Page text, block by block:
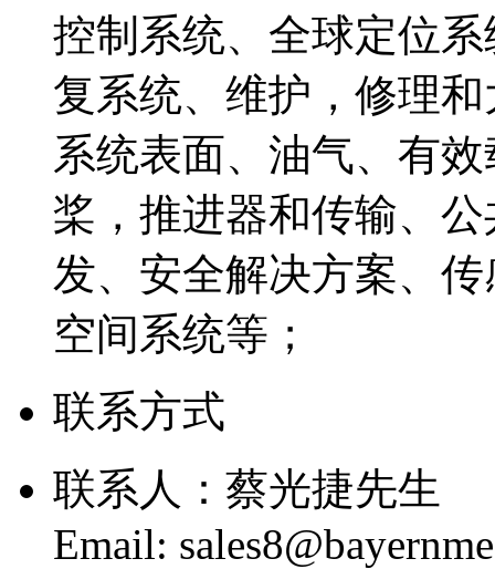
控制系统、全球定位
复系统、维护，修理
系统表面、油气、有
桨，推进器和传输、
发、安全解决方案、
空间系统等；
联系方式
联系人：蔡光捷先生
Email: